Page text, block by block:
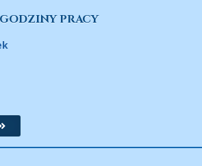
GODZINY PRACY